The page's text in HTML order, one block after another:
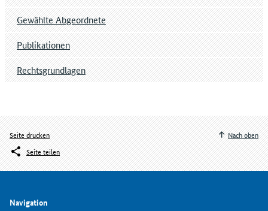
Gewählte Abgeordnete
Publikationen
Rechtsgrundlagen
Seite drucken
Seite teilen
Nach oben
Navigation